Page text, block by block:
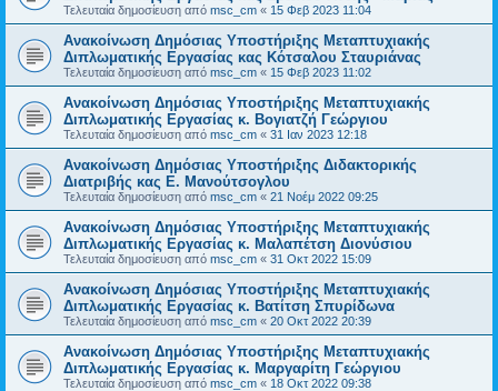
Τελευταία δημοσίευση από msc_cm « 15 Φεβ 2023 11:04
Ανακοίνωση Δημόσιας Υποστήριξης Μεταπτυχιακής
Διπλωματικής Εργασίας κας Κότσαλου Σταυριάνας
Τελευταία δημοσίευση από msc_cm « 15 Φεβ 2023 11:02
Ανακοίνωση Δημόσιας Υποστήριξης Μεταπτυχιακής
Διπλωματικής Εργασίας κ. Βογιατζή Γεώργιου
Τελευταία δημοσίευση από msc_cm « 31 Ιαν 2023 12:18
Ανακοίνωση Δημόσιας Υποστήριξης Διδακτορικής
Διατριβής κας Ε. Μανούτσογλου
Τελευταία δημοσίευση από msc_cm « 21 Νοέμ 2022 09:25
Ανακοίνωση Δημόσιας Υποστήριξης Μεταπτυχιακής
Διπλωματικής Εργασίας κ. Μαλαπέτση Διονύσιου
Τελευταία δημοσίευση από msc_cm « 31 Οκτ 2022 15:09
Ανακοίνωση Δημόσιας Υποστήριξης Μεταπτυχιακής
Διπλωματικής Εργασίας κ. Βατίτση Σπυρίδωνα
Τελευταία δημοσίευση από msc_cm « 20 Οκτ 2022 20:39
Ανακοίνωση Δημόσιας Υποστήριξης Μεταπτυχιακής
Διπλωματικής Εργασίας κ. Μαργαρίτη Γεώργιου
Τελευταία δημοσίευση από msc_cm « 18 Οκτ 2022 09:38